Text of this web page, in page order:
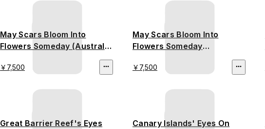
May Scars Bloom Into
Flowers Someday (Australia
￥7,500
May Scars Bloom Into
Flowers Someday
￥7,500
Great Barrier Reef's Eyes
Canary Islands' Eyes On